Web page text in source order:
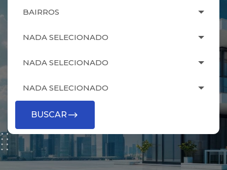
BAIRROS
NADA SELECIONADO
NADA SELECIONADO
NADA SELECIONADO
BUSCAR